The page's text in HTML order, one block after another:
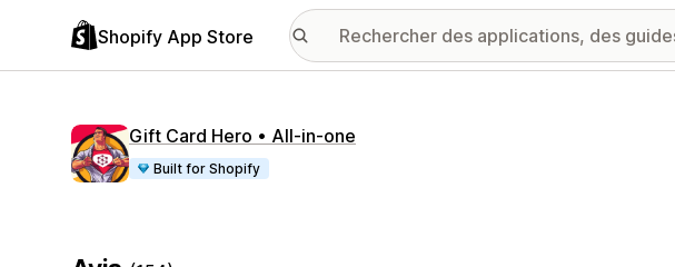
Shopify App Store
Gift Card Hero • All‑in‑one
Built for Shopify